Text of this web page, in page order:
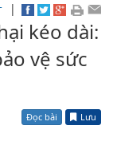
|
kéo dài:
vệ sức
Đọc bài Lưu